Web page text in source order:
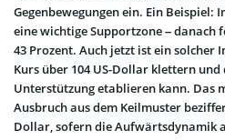
Gegenbewegungen ein. Ein Beispiel:
eine wichtige Supportzone – danach
43 Prozent. Auch jetzt ist ein solcher
Kurs über 104 US-Dollar klettern und
Unterstützung etablieren kann. Das
Ausbruch aus dem Keilmuster
Dollar, sofern die Aufwärtsdynamik